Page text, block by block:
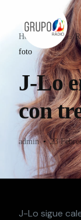
Home Blog
foto
J-Lo
con
admin 23
J-Lo sigue